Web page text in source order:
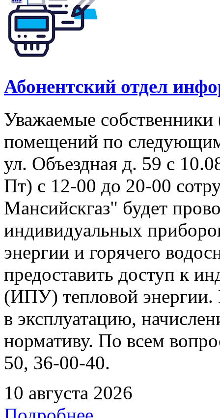
Абонентский отдел
Уважаемые
помещений по
ул. Объездная д. 59 с
Пт) с 12-00 до 20-00
Мансийскгаз" будет
индивидуальных
энергии и горячего
предоставить доступ к
(ИПУ) тепловой энергии.
в эксплуатацию,
нормативу. По всем
50, 36-00-40.
10 августа 2026